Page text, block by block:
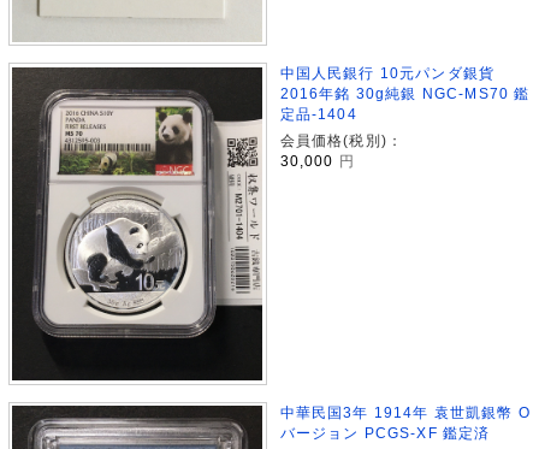
中国人民銀行 10元パンダ銀貨
2016年銘 30g純銀 NGC-MS70 鑑
定品-1404
会員価格(税別)：
30,000
円
中華民国3年 1914年 袁世凱銀幣 O
バージョン PCGS-XF 鑑定済